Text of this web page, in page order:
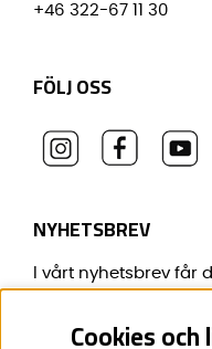
+46 322-67 11 30
FÖLJ OSS
NYHETSBREV
I vårt nyhetsbrev får
Cookies